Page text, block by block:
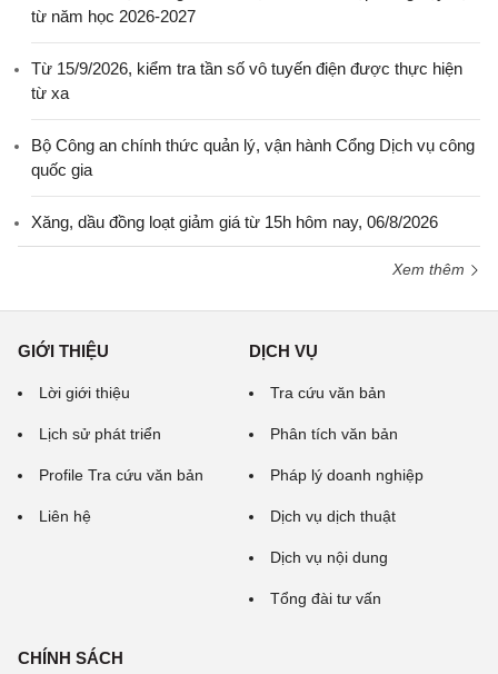
từ năm học 2026-2027
Từ 15/9/2026, kiểm tra tần số vô tuyến điện được thực hiện
từ xa
Bộ Công an chính thức quản lý, vận hành Cổng Dịch vụ công
quốc gia
Xăng, dầu đồng loạt giảm giá từ 15h hôm nay, 06/8/2026
Xem thêm
GIỚI THIỆU
Lời giới thiệu
Lịch sử phát triển
Profile Tra cứu văn bản
Liên hệ
DỊCH VỤ
Tra cứu văn bản
Phân tích văn bản
Pháp lý doanh nghiệp
Dịch vụ dịch thuật
Dịch vụ nội dung
Tổng đài tư vấn
CHÍNH SÁCH